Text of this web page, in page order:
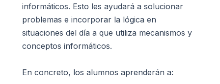
informáticos. Esto les ayudará a solucionar
problemas e incorporar la lógica en
situaciones del día a que utiliza mecanismos y
conceptos informáticos.
En concreto, los alumnos aprenderán a: